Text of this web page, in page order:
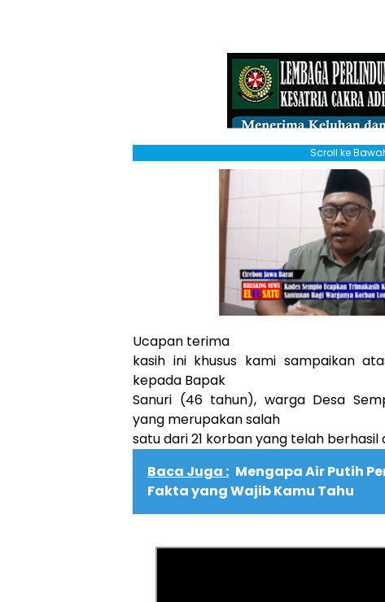
Scroll ke
Ucapan terima
kasih ini khusus kami sampaikan
kepada Bapak
Sanuri (46 tahun), warga Desa
yang merupakan salah
satu dari 21 korban yang telah berhasil
Baca Juga : Mengapa Air Putih
Fakta yang Wajib Kamu Tahu